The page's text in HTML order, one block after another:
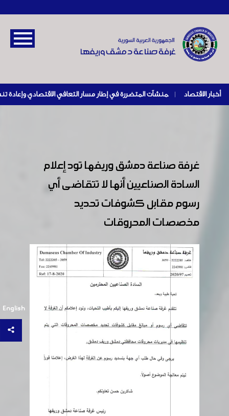
أخبار الاقتصاد |
English
غرفة صناعة دمشق وريفها تود إعلام
السادة الصناعيين أنها لا تتقاضى أي
رسوم مقابل كشوفات تحديد
مخصصات المحروقات